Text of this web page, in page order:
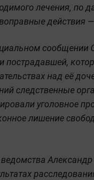
лечения, по
действия
сообщении
пострадавшей,
над её
следственные
уголовное
лишение
ведомства